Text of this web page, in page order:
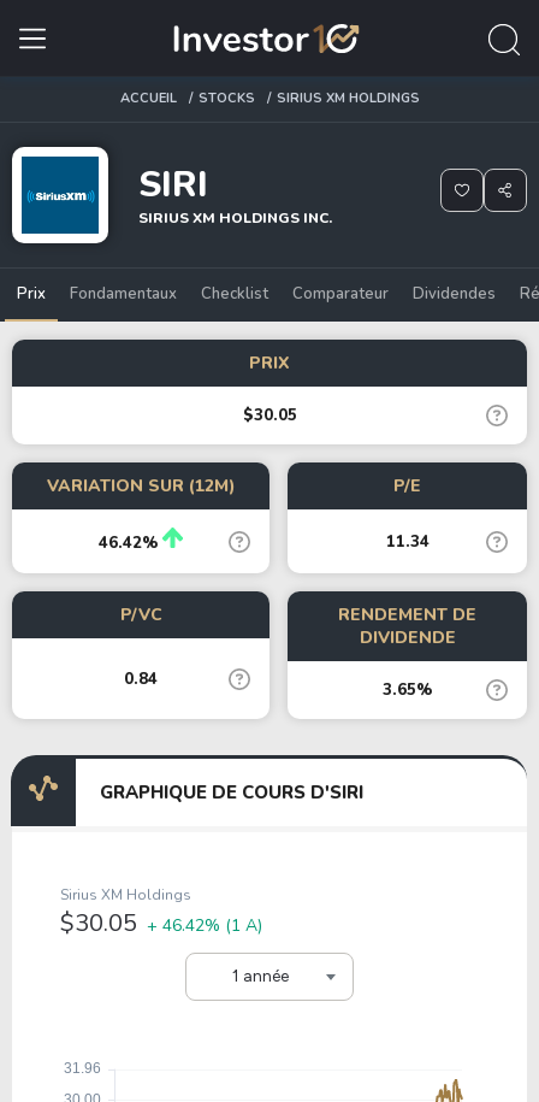
ACCUEIL STOCKS SIRIUS XM HOLDINGS
SIRI
SIRIUS XM HOLDINGS INC.
Prix Fondamentaux Checklist Comparateur Dividendes
PRIX
$30.05
VARIATION SUR (12M)
46.42%
P/E
11.34
P/VC
0.84
RENDEMENT DE
DIVIDENDE
3.65%
GRAPHIQUE DE COURS D'SIRI
1 année
Sirius XM Holdings
$30.05 + 46.42% (1 A)